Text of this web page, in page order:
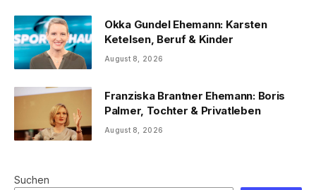
Okka Gundel Ehemann: Karsten
Ketelsen, Beruf & Kinder
August 8, 2026
Franziska Brantner Ehemann: Boris
Palmer, Tochter & Privatleben
August 8, 2026
Suchen